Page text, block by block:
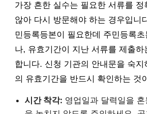
가장 흔한 실수는 필요한 서류를 정
않아 다시 방문해야 하는 경우입니
민등록등본이 필요한데 주민등록초
나, 유효기간이 지난 서류를 제출하
합니다. 신청 기관의 안내문을 숙지
의 유효기간을 반드시 확인하는 것
시간 착각: 영업일과 달력일을